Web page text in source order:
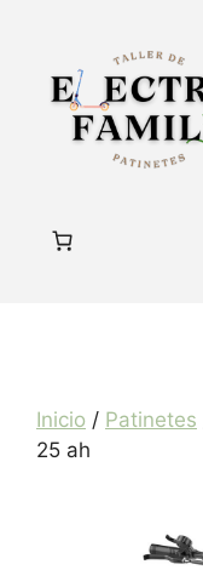
contenido
Inicio / Patinetes
25 ah